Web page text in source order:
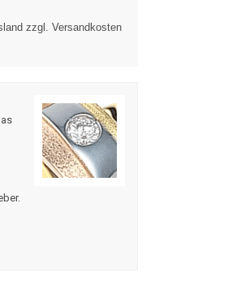
zzgl. Versandkosten